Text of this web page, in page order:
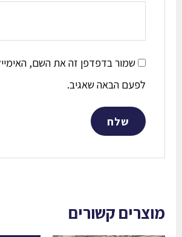
שמור בדפדפן זה את השם, האימייל
לפעם הבאה שאגיב.
מוצרים קשורים